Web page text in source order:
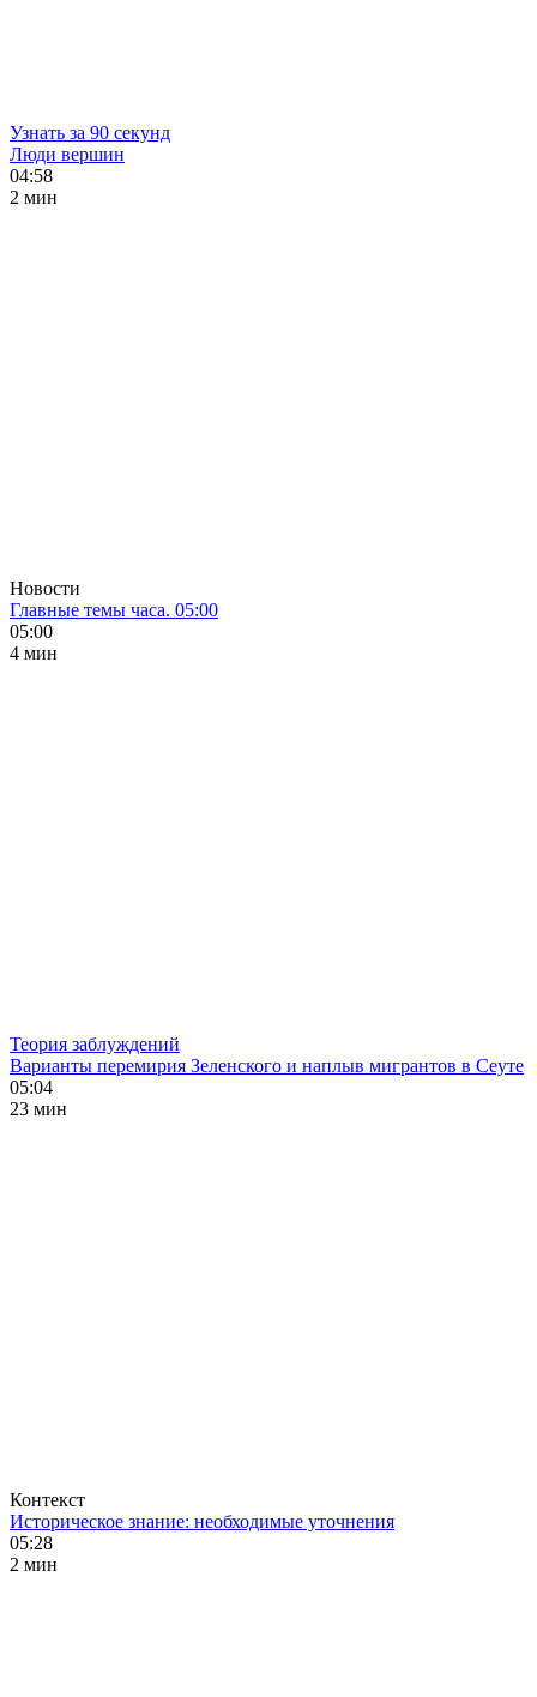
Узнать за 90 секунд
Люди вершин
04:58
2 мин
Новости
Главные темы часа. 05:00
05:00
4 мин
Теория заблуждений
Варианты перемирия Зеленского и наплыв мигрантов в Сеуте
05:04
23 мин
Контекст
Историческое знание: необходимые уточнения
05:28
2 мин